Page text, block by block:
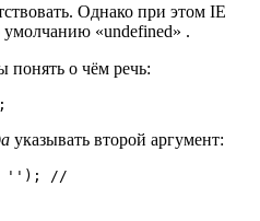
Однако при этом IE
умолчанию «undefined» .
понять о чём речь:
указывать второй аргумент:
''); //